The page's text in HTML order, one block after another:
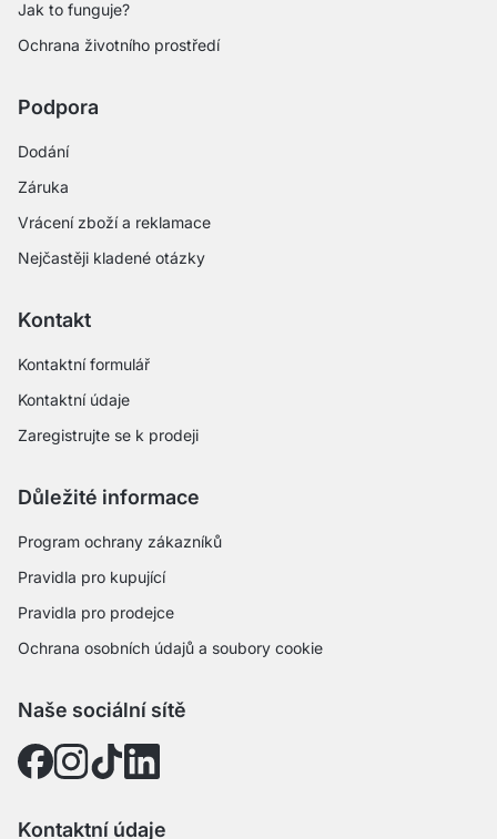
Jak to funguje?
Ochrana životního prostředí
Podpora
Dodání
Záruka
Vrácení zboží a reklamace
Nejčastěji kladené otázky
Kontakt
Kontaktní formulář
Kontaktní údaje
Zaregistrujte se k prodeji
Důležité informace
Program ochrany zákazníků
Pravidla pro kupující
Pravidla pro prodejce
Ochrana osobních údajů a soubory cookie
Naše sociální sítě
Kontaktní údaje